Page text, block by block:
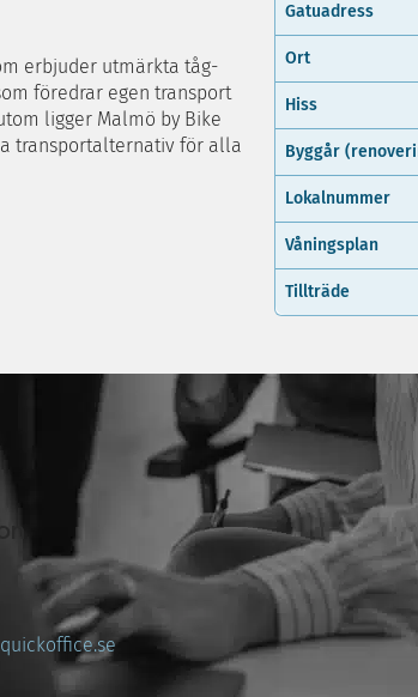
erbjuder utmärkta tåg-
föredrar egen transport
ligger Malmö by Bike
transportalternativ för alla
Gatuadress
Ort
Hiss
Byggår
Lokalnummer
Våningsplan
Tillträde